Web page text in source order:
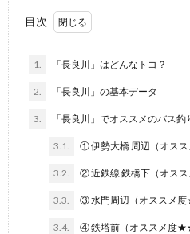
目次
1. 「長良川」はどんなトコ？
2. 「長良川」の基本データ
3. 「長良川」でオススメのバス釣
3.1. ① 伊勢大橋 周辺（オ
3.2. ② 近鉄線 鉄橋下（オ
3.3. ③ 水門周辺（オススメ
3.4. ④ 鉄塔前（オススメ